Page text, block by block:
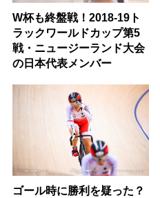
W杯も終盤戦！2018-19ト
ラックワールドカップ第5
戦・ニュージーランド大会
の日本代表メンバー
ゴール時に勝利を疑った？